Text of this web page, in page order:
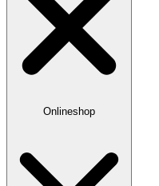
Onlineshop